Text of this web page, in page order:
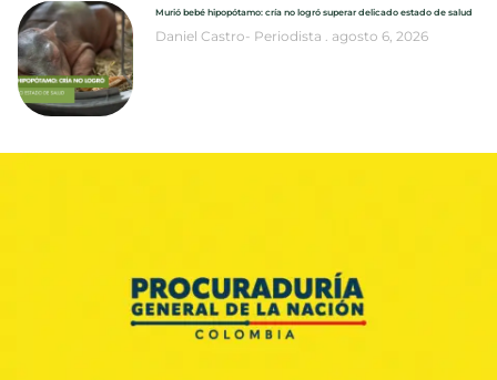
Murió bebé hipopótamo: cría no logró superar delicado estado de salud
Daniel Castro- Periodista agosto 6, 2026